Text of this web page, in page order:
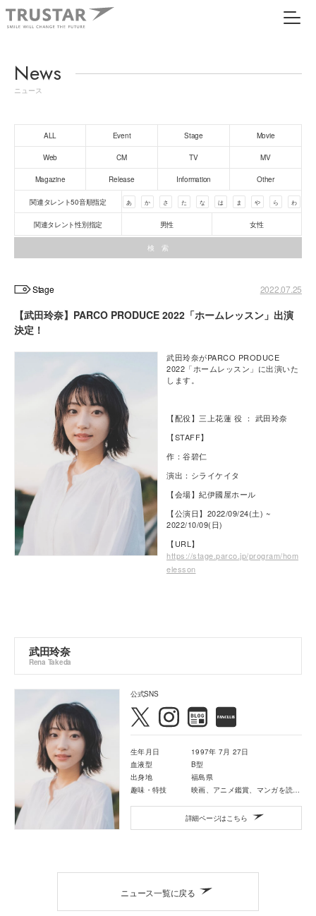
News
ニュース
ALL Event Stage Movie
Web CM TV MV
Magazine Release Information Other
関連タレント50音順指定 あ か さ た な は ま や ら わ
関連タレント性別指定 男性 女性
Stage 2022.07.25
【武田玲奈】PARCO PRODUCE 2022「ホームレッスン」出演
決定！
武田玲奈がPARCO PRODUCE
2022「ホームレッスン」に出演いた
します。
【配役】三上花蓮 役 ： 武田玲奈
【STAFF】
作：谷碧仁
演出：シライケイタ
【会場】紀伊國屋ホール
【公演日】2022/09/24(土) ~
2022/10/09(日)
【URL】
https://stage.parco.jp/program/hom
elesson
武田玲奈
Rena Takeda
公式SNS
生年月日
1997年 7月 27日
血液型
B型
出身地
福島県
趣味・特技
映画、アニメ鑑賞、マンガを読むこと
詳細ページはこちら
ニュース一覧に戻る